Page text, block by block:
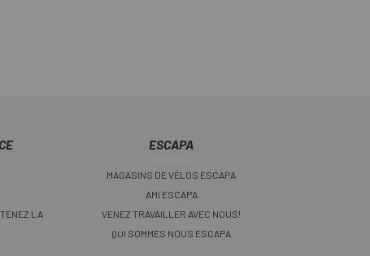
LA
ESCAPA
MAGASINS DE VÉLOS ESCAPA
AMI ESCAPA
VENEZ TRAVAILLER AVEC NOUS!
QUI SOMMES NOUS ESCAPA